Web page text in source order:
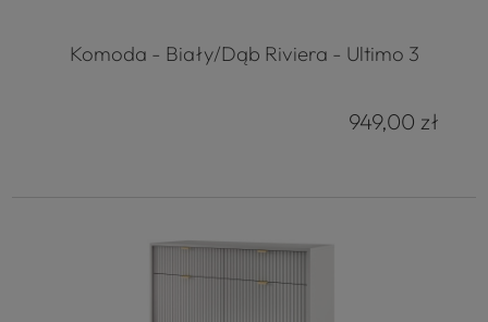
Komoda - Biały/Dąb Riviera - Ultimo 3
949,00 zł